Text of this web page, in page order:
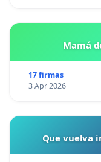
Mamá
17 firmas
3 Apr 2026
Que vuelva